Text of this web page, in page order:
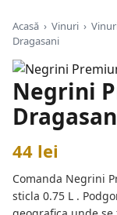
Acasă › Vinuri ›
Dragasani
Negrini
44 lei
Comanda Negrini
sticla 0.75 L .